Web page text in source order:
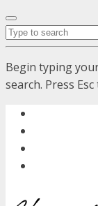
Begin typing
search. Press Esc